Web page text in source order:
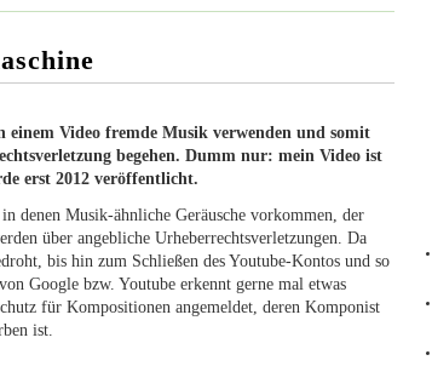
einem Video fremde Musik verwenden und somit
begehen. Dumm nur: mein Video ist
erst 2012 veröffentlicht.
denen Musik-ähnliche Geräusche vorkommen, der
über angebliche Urheberrechtsverletzungen. Da
bis hin zum Schließen des Youtube-Kontos und so
Google bzw. Youtube erkennt gerne mal etwas
für Kompositionen angemeldet, deren Komponist
ist.